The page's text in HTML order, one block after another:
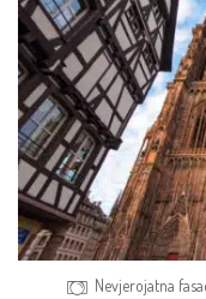
Nevjerojatna